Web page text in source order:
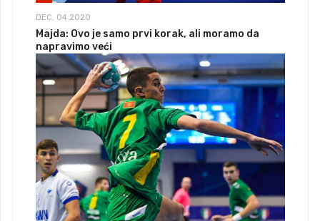
DEC, 04 2020
Majda: Ovo je samo prvi korak, ali moramo da
napravimo veći